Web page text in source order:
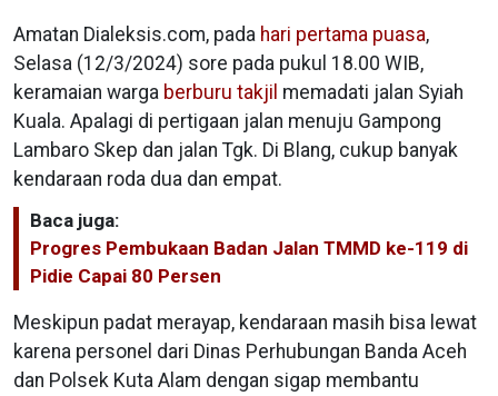
Amatan Dialeksis.com, pada hari pertama puasa,
Selasa (12/3/2024) sore pada pukul 18.00 WIB,
keramaian warga berburu takjil memadati jalan Syiah
Kuala. Apalagi di pertigaan jalan menuju Gampong
Lambaro Skep dan jalan Tgk. Di Blang, cukup banyak
kendaraan roda dua dan empat.
Baca juga:
Progres Pembukaan Badan Jalan TMMD ke-119 di
Pidie Capai 80 Persen
Meskipun padat merayap, kendaraan masih bisa lewat
karena personel dari Dinas Perhubungan Banda Aceh
dan Polsek Kuta Alam dengan sigap membantu